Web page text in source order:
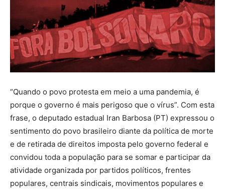
“Quando o povo protesta em meio a uma pandemia, é
porque o governo é mais perigoso que o vírus”. Com esta
frase, o deputado estadual Iran Barbosa (PT) expressou o
sentimento do povo brasileiro diante da política de morte
e de retirada de direitos imposta pelo governo federal e
convidou toda a população para se somar e participar da
atividade organizada por partidos políticos, frentes
populares, centrais sindicais, movimentos populares e